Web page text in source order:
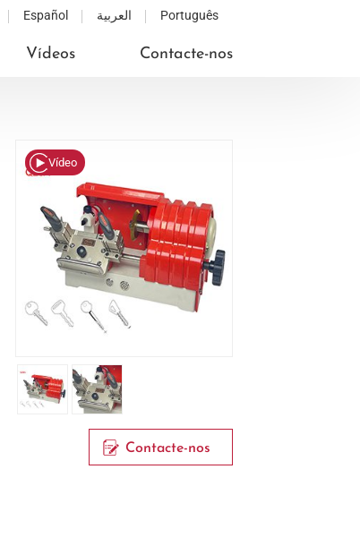
Español العربية Português
Vídeos Contacte-nos
Vídeo
Contacte-nos